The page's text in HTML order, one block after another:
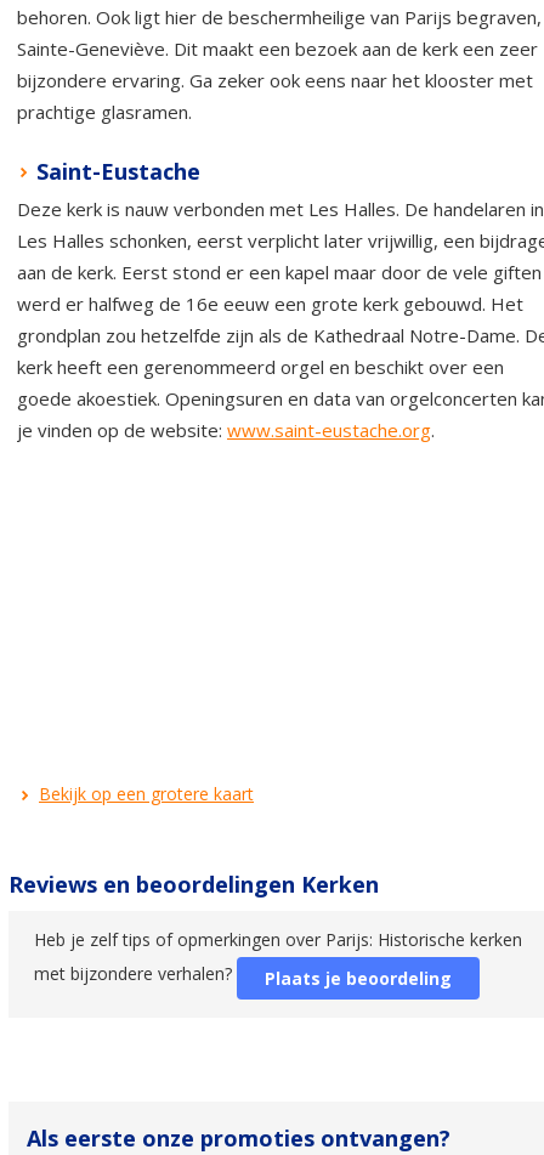
behoren. Ook ligt hier de beschermheilige van Parijs begraven,
Sainte-Geneviève. Dit maakt een bezoek aan de kerk een zeer
bijzondere ervaring. Ga zeker ook eens naar het klooster met
prachtige glasramen.
Saint-Eustache
Deze kerk is nauw verbonden met Les Halles. De handelaren in
Les Halles schonken, eerst verplicht later vrijwillig, een
aan de kerk. Eerst stond er een kapel maar door de vele giften
werd er halfweg de 16e eeuw een grote kerk gebouwd. Het
grondplan zou hetzelfde zijn als de Kathedraal Notre-Dame.
kerk heeft een gerenommeerd orgel en beschikt over een
goede akoestiek. Openingsuren en data van orgelconcerten
je vinden op de website: www.saint-eustache.org.
Bekijk op een grotere kaart
Reviews en beoordelingen Kerken
Heb je zelf tips of opmerkingen over Parijs: Historische kerken
met bijzondere verhalen?
Plaats je beoordeling
Als eerste onze promoties ontvangen?